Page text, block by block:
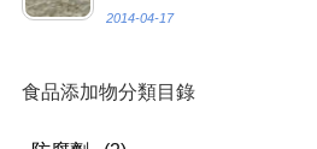
2014-04-17
食品添加物分類目錄